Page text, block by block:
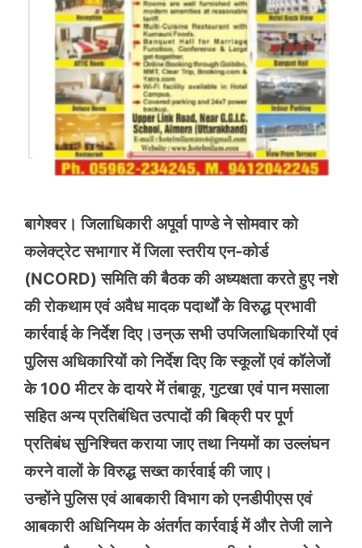
बागेश्वर। जिलाधिकारी अपूर्वा पाण्डे ने सोमवार को
कलेक्ट्रेट सभागार में जिला स्तरीय एन-कोर्ड
(NCORD) समिति की बैठक की अध्यक्षता करते हुए नशे
की रोकथाम एवं अवैध मादक पदार्थों के विरुद्ध प्रभावी
कार्रवाई के निर्देश दिए।उन्ऊ सभी उपजिलाधिकारियों एवं
पुलिस अधिकारियों को निर्देश दिए कि स्कूलों एवं कॉलेजों
के 100 मीटर के दायरे में तंबाकू, गुटखा एवं पान मसाला
सहित अन्य प्रतिबंधित उत्पादों की बिक्री पर पूर्ण
प्रतिबंध सुनिश्चित कराया जाए तथा नियमों का उल्लंघन
करने वालों के विरुद्ध सख्त कार्रवाई की जाए।
उन्होंने पुलिस एवं आबकारी विभाग को एनडीपीएस एवं
आबकारी अधिनियम के अंतर्गत कार्रवाई में और तेजी लाने